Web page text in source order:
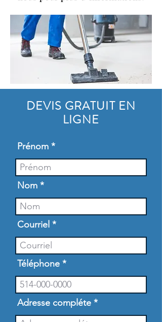
DEVIS GRATUIT EN
LIGNE
Prénom
Nom
Courriel
Téléphone
Adresse compléte